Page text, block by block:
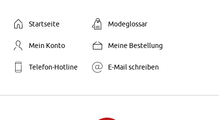
Startseite Modeglossar
Mein Konto Meine Bestellung
Telefon-Hotline E-Mail schreiben